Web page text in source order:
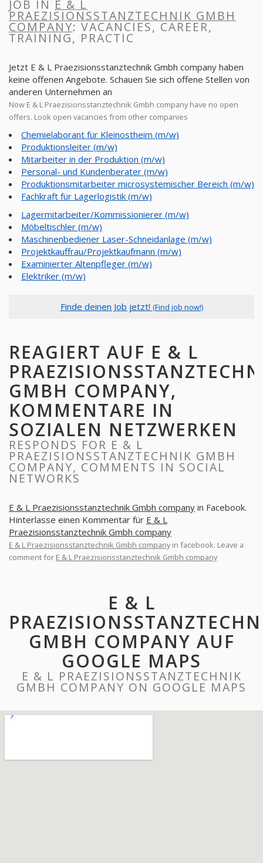
JOB IN E & L
PRAEZISIONSSTANZTECHNIK GMBH
COMPANY: VACANCIES, CAREER,
TRAINING, PRACTIC
Jetzt E & L Praezisionsstanztechnik Gmbh company haben
keine offenen Angebote. Schauen Sie sich offene Stellen von
anderen Unternehmen an
Now E & L Praezisionsstanztechnik Gmbh company have no open
offers. Look open vacancies from other companies
Chemielaborant für Kleinostheim (m/w)
Produktionsleiter (m/w)
Mitarbeiter in der Produktion (m/w)
Personal- und Kundenberater (m/w)
Produktionsmitarbeiter microsystemischer Bereich (m/w)
Fachkraft für Lagerlogistik (m/w)
Lagermitarbeiter/Kommissionierer (m/w)
Möbeltischler (m/w)
Maschinenbediener Laser-Schneidanlage (m/w)
Projektkauffrau/Projektkaufmann (m/w)
Examinierter Altenpfleger (m/w)
Elektriker (m/w)
Finde deinen Job jetzt! (Find job now!)
REAGIERT AUF E & L
GMBH COMPANY,
KOMMENTARE IN
SOZIALEN NETZWERKEN
RESPONDS FOR E & L
PRAEZISIONSSTANZTECHNIK GMBH
COMPANY, COMMENTS IN SOCIAL
NETWORKS
E & L Praezisionsstanztechnik Gmbh company in Facebook.
Hinterlasse einen Kommentar für E & L
Praezisionsstanztechnik Gmbh company
E & L Praezisionsstanztechnik Gmbh companyin facebook. Leave a
comment for E & L Praezisionsstanztechnik Gmbh company
E & L
GMBH COMPANY AUF
GOOGLE MAPS
E & L PRAEZISIONSSTANZTECHNIK
GMBH COMPANY ON GOOGLE MAPS